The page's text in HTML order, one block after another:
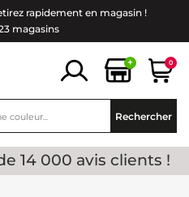
rapidement en magasin !
magasins
+ 0
Rechercher
de 14 000 avis clients !